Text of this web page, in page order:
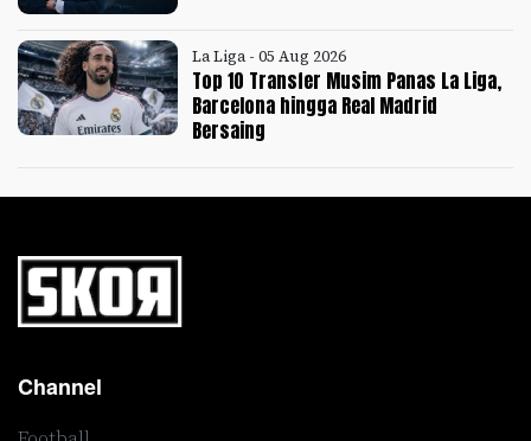
La Liga - 05 Aug 2026
Top 10 Transfer Musim Panas La Liga,
Barcelona hingga Real Madrid
Bersaing
Channel